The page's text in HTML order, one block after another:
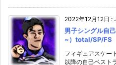
2022年12月12日 :
男子シングル自
~）total/SP/FS
フィギュアスケー
以降の自己ベスト